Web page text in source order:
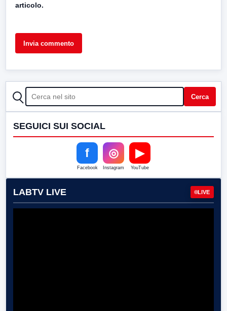
articolo.
CERCA Cerca
SEGUICI SUI SOCIAL
f
Facebook
◎
Instagram
▶
YouTube
LABTV LIVE LIVE